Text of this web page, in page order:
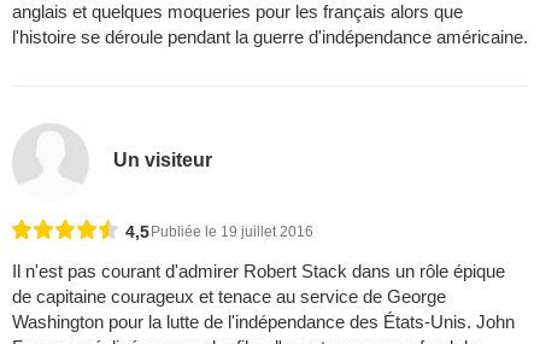
anglais et quelques moqueries pour les français alors que
l'histoire se déroule pendant la guerre d'indépendance américaine.
Un visiteur
4,5Publiée le 19 juillet 2016
Il n'est pas courant d'admirer Robert Stack dans un rôle épique
de capitaine courageux et tenace au service de George
Washington pour la lutte de l'indépendance des États-Unis. John